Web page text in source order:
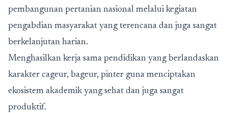
pembangunan pertanian nasional melalui kegiatan
pengabdian masyarakat yang terencana dan juga sangat
berkelanjutan harian.
Menghasilkan kerja sama pendidikan yang berlandaskan
karakter cageur, bageur, pinter guna menciptakan
ekosistem akademik yang sehat dan juga sangat
produktif.